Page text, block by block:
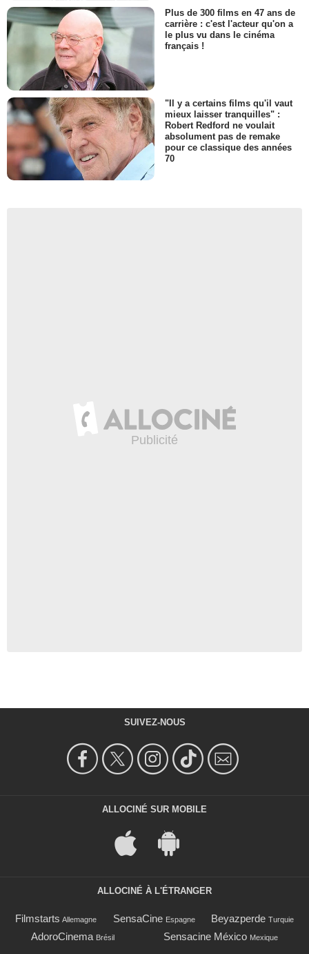
Plus de 300 films en 47 ans de
carrière : c'est l'acteur qu'on a
le plus vu dans le cinéma
français !
"Il y a certains films qu'il vaut
mieux laisser tranquilles" :
Robert Redford ne voulait
absolument pas de remake
pour ce classique des années
70
SUIVEZ-NOUS
ALLOCINÉ SUR MOBILE
ALLOCINÉ À L'ÉTRANGER
Filmstarts Allemagne SensaCine Espagne Beyazperde Turquie
AdoroCinema Brésil Sensacine México Mexique